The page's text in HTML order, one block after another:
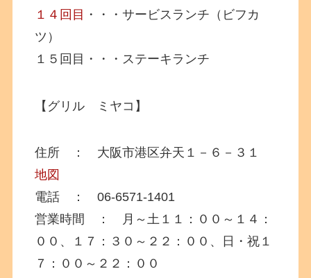
１４回目 ・・・サービスランチ（ビフカ
ツ）
１５回目・・・ステーキランチ
【グリル ミヤコ】
住所 ： 大阪市港区弁天１－６－３１
地図
電話 ： 06-6571-1401
営業時間 ： 月～土１１：００～１４：
００、１７：３０～２２：００、日・祝１
７：００～２２：００